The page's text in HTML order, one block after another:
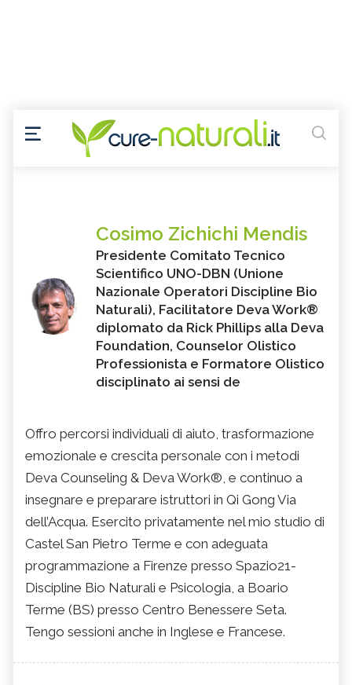
Cosimo Zichichi Mendis
Presidente Comitato Tecnico
Scientifico UNO-DBN (Unione
Nazionale Operatori Discipline Bio
Naturali), Facilitatore Deva Work®
diplomato da Rick Phillips alla Deva
Foundation, Counselor Olistico
Professionista e Formatore Olistico
disciplinato ai sensi de
Offro percorsi individuali di aiuto, trasformazione
emozionale e crescita personale con i metodi
Deva Counseling & Deva Work®, e continuo a
insegnare e preparare istruttori in Qi Gong Via
dell’Acqua. Esercito privatamente nel mio studio di
Castel San Pietro Terme e con adeguata
programmazione a Firenze presso Spazio21-
Discipline Bio Naturali e Psicologia, a Boario
Terme (BS) presso Centro Benessere Seta.
Tengo sessioni anche in Inglese e Francese.